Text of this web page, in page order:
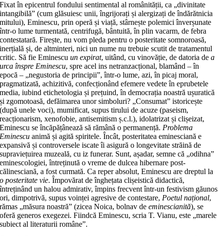
Fixat în epicentrul fondului sentimental al românității, ca „divinitate
intangibilă” (cum glăsuiesc unii, îngrijorați și alergizați de îndărătnicia
mitului), Eminescu, prin operă și viață, stârnește polemici înverșunate
într-o lume turmentată, centrifugă, bântuită, în plin vacarm, de febra
contestatară. Firește, nu vom pleda pentru o posteritate somnoroasă,
inerțială și, de altminteri, nici un nume nu trebuie scutit de tratamentul
critic. Să fie Eminescuun expirat, uitând, cu vinovăție, de datoria dea
urca înspre Eminescu, spre acel ins netranzacțional, blamând – în
epocă – „negustoria de principii”, într-o lume, azi, în picaj moral,
pragmatizată, achizitivă, confecționând efemere vedete în eprubetele
media, iubind etichetologia și prețuind, în democrația noastră ușuratică
și zgomotoasă, defăimarea unor simboluri? „Consumat” istoricește
(după unele voci), mumificat, supus tirului de acuze (paseism,
reacționarism, xenofobie, antisemitism ș.c.l.), idolatrizat și clișeizat,
Eminescu se încăpățânează să rămână o permanență.Problema
Eminescu animă și agită spiritele. Încât, posteritatea eminesciană e
expansivă și controversele iscate îi asigură o longevitate străină de
supraviețuirea muzeală, cu iz funerar. Sunt, așadar, semne că „odihna”
eminescologiei, întreținută o vreme de dulcea hibernare post-
călinesciană, a fost curmată. Ca reper absolut, Eminescu are dreptul la
o posteritate vie. Împovărat de înghețata clișeistică didactică,
întreținând un halou admirativ, împins frecvent într-un festivism găunos
ori, dimpotrivă, supus voinței agresive de contestare,Poetul național,
rămas „măsura noastră” (zicea Noica, bolnav deeminescianită), se
oferă generos exegezei. Fiindcă Eminescu, scria T. Vianu, este „marele
subiect al literaturii române”.